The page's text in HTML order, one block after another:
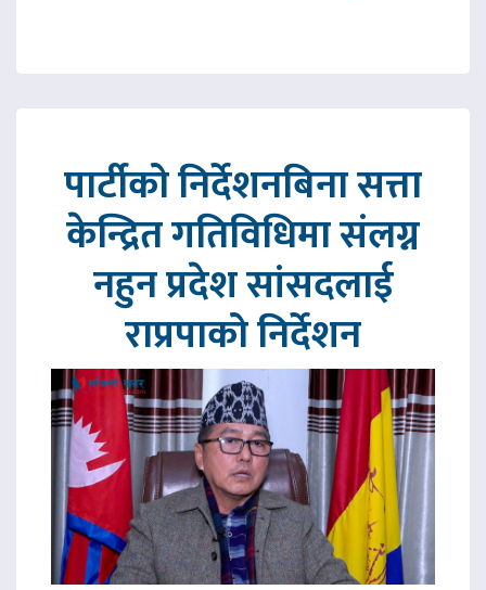
पार्टीको निर्देशनबिना सत्ता
केन्द्रित गतिविधिमा संलग्न
नहुन प्रदेश सांसदलाई
राप्रपाको निर्देशन